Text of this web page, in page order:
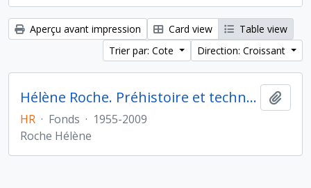
Aperçu avant impression Card view
Table view
Trier par: Cote
Direction: Croissant
Hélène Roche. Préhistoire et technologie
HR · Fonds · 1955-2009
Roche Hélène